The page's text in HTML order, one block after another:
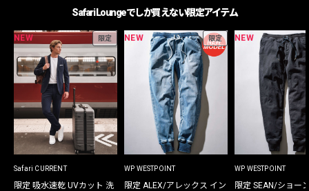
Safari Loungeでしか買えない限定アイテム
NEW 限定
Safari CURRENT
限定 吸水速乾 UVカット 洗
NEW 限定
WP WESTPOINT
限定 ALEX/アレックス イン
NEW
WP WESTPOINT
限定 SEAN/ショー